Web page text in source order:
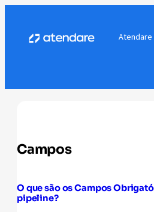
Atendare
Campos
O que são os Campos
pipeline?